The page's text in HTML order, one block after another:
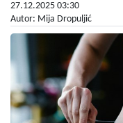
27.12.2025 03:30
Autor: Mija Dropuljić